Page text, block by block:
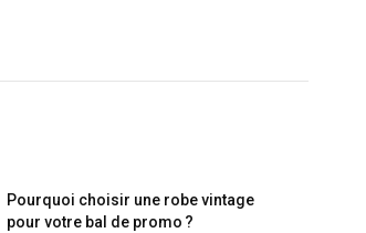
Pourquoi choisir une robe vintage
pour votre bal de promo ?